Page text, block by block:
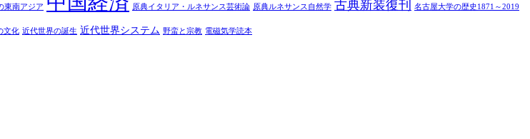
東南アジア 原典イタリア・ルネサンス芸術論 原典ルネサンス自然学 古典新装復刊 名古屋大学の歴史1871～2019
文化 近代世界の誕生 近代世界システム 野蛮と宗教 電磁気学読本